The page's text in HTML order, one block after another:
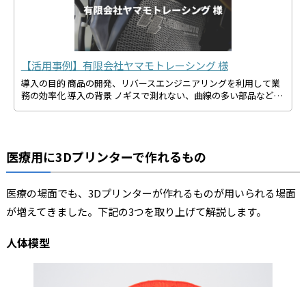
【活用事例】有限会社ヤマモトレーシング 様
導入の目的 商品の開発、リバースエンジニアリングを利用して業
務の効率化 導入の背景 ノギスで測れない、曲線の多い部品など…
医療用に3Dプリンターで作れるもの
医療の場面でも、3Dプリンターが作れるものが用いられる場面
が増えてきました。下記の3つを取り上げて解説します。
人体模型